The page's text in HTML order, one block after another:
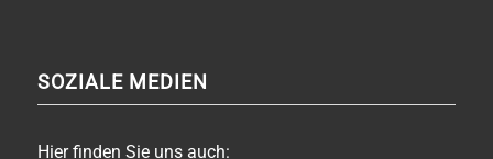
SOZIALE MEDIEN
Hier finden Sie uns auch: